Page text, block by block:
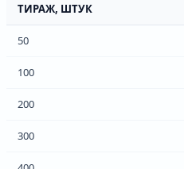
ТИРАЖ, ШТУК
50
100
200
300